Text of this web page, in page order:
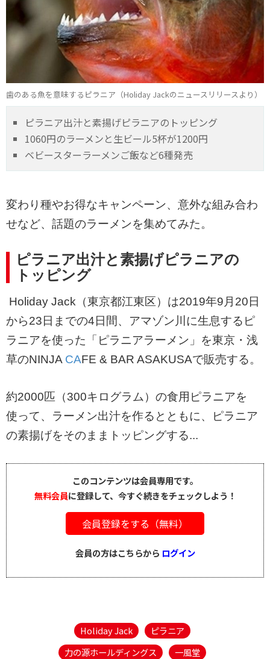
歯のある魚を意味するピラニア（Holiday Jackのニュースリリースより）
ピラニア出汁と素揚げピラニアのトッピング
1060円のラーメンと生ビール5杯が1200円
ベビースターラーメンご飯など6種発売
変わり種やお得なキャンペーン、意外な組み合わ
せなど、話題のラーメンを集めてみた。
ピラニア出汁と素揚げピラニアの
トッピング
Holiday Jack（東京都江東区）は2019年9月20日
から23日までの4日間、アマゾン川に生息するピ
ラニアを使った「ピラニアラーメン」を東京・浅
草のNINJA CAFE & BAR ASAKUSAで販売する。
約2000匹（300キログラム）の食用ピラニアを
使って、ラーメン出汁を作るとともに、ピラニア
の素揚げをそのままトッピングする...
このコンテンツは会員専用です。
無料会員に登録して、今すぐ続きをチェックしよう！
会員登録をする（無料）
会員の方はこちらから ログイン
Holiday Jack
ピラニア
力の源ホールディングス
一風堂